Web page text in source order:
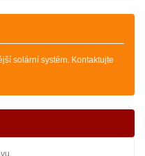
solární systém. Kontaktujte